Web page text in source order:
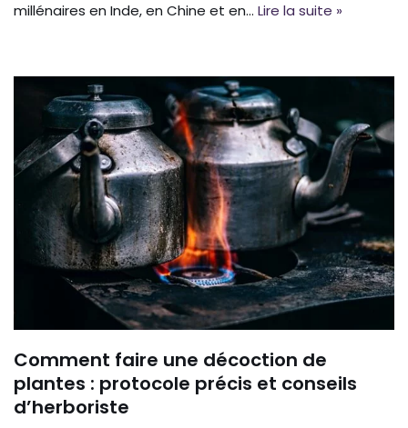
millénaires en Inde, en Chine et en… Lire la suite »
Comment faire une décoction de
plantes : protocole précis et conseils
d’herboriste